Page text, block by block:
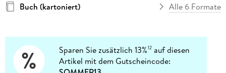
Buch (kartoniert)
Alle 6 Formate
Sparen Sie zusätzlich 13%12 auf diesen
Artikel mit dem Gutscheincode: